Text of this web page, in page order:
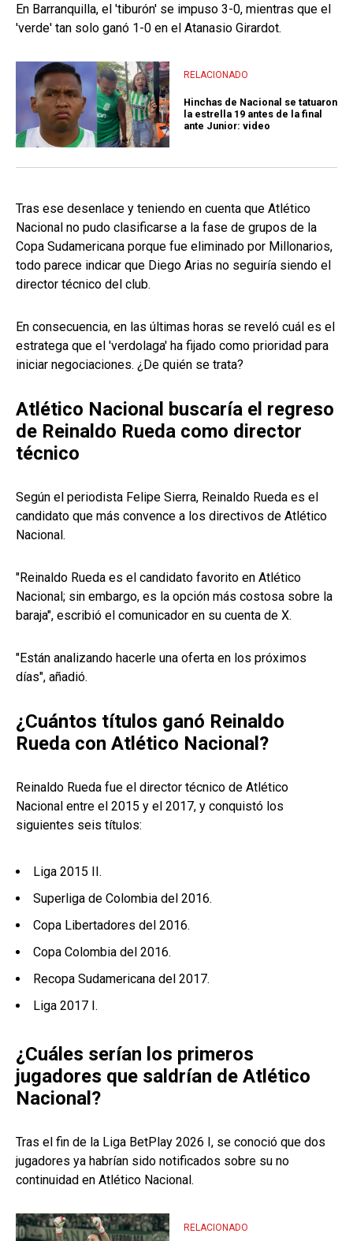
En Barranquilla, el 'tiburón' se impuso 3-0, mientras que el
'verde' tan solo ganó 1-0 en el Atanasio Girardot.
RELACIONADO
Hinchas de Nacional se tatuaron
la estrella 19 antes de la final
ante Junior: video
Tras ese desenlace y teniendo en cuenta que Atlético
Nacional no pudo clasificarse a la fase de grupos de la
Copa Sudamericana porque fue eliminado por Millonarios,
todo parece indicar que Diego Arias no seguiría siendo el
director técnico del club.
En consecuencia, en las últimas horas se reveló cuál es el
estratega que el 'verdolaga' ha fijado como prioridad para
iniciar negociaciones. ¿De quién se trata?
Atlético Nacional buscaría el regreso
de Reinaldo Rueda como director
técnico
Según el periodista Felipe Sierra, Reinaldo Rueda es el
candidato que más convence a los directivos de Atlético
Nacional.
"Reinaldo Rueda es el candidato favorito en Atlético
Nacional; sin embargo, es la opción más costosa sobre la
baraja", escribió el comunicador en su cuenta de X.
"Están analizando hacerle una oferta en los próximos
días", añadió.
¿Cuántos títulos ganó Reinaldo
Rueda con Atlético Nacional?
Reinaldo Rueda fue el director técnico de Atlético
Nacional entre el 2015 y el 2017, y conquistó los
siguientes seis títulos:
Liga 2015 II.
Superliga de Colombia del 2016.
Copa Libertadores del 2016.
Copa Colombia del 2016.
Recopa Sudamericana del 2017.
Liga 2017 I.
¿Cuáles serían los primeros
jugadores que saldrían de Atlético
Nacional?
Tras el fin de la Liga BetPlay 2026 I, se conoció que dos
jugadores ya habrían sido notificados sobre su no
continuidad en Atlético Nacional.
RELACIONADO